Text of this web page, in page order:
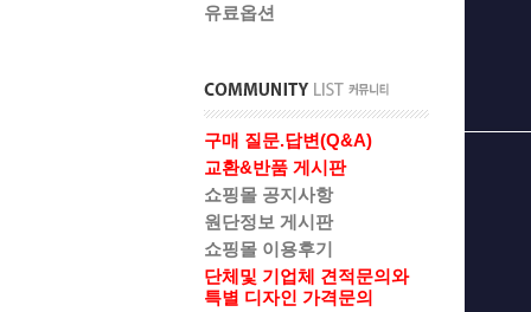
유료옵션
구매 질문.답변(Q&A)
교환&반품 게시판
쇼핑몰 공지사항
원단정보 게시판
쇼핑몰 이용후기
단체및 기업체 견적문의와
특별 디자인 가격문의